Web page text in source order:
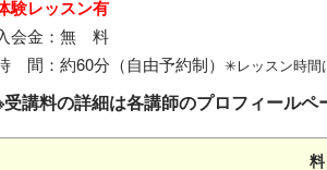
験レッスン有
会金：無 料
間：約60分（自由予約制） ✳︎レッスン時間
講料の詳細は各講師のプロフィールペ